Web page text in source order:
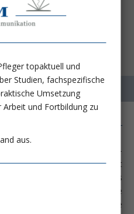
CY, Qin HY, Du B.
stress dans l’appareil gastro-
une hémorragie cliniquement
rares. Plusieurs facteurs
accompagnée d’une
est en principe tapissé d’une
topaktuell und
Studien, fachspezifische
Umsetzung
und Fortbildung zu
aus.